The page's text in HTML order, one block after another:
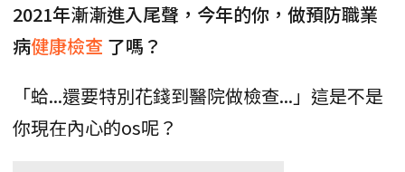
2021年漸漸進入尾聲，今年的你，做預防職業
病健康檢查 了嗎？
「蛤...還要特別花錢到醫院做檢查...」這是不是
你現在內心的os呢？